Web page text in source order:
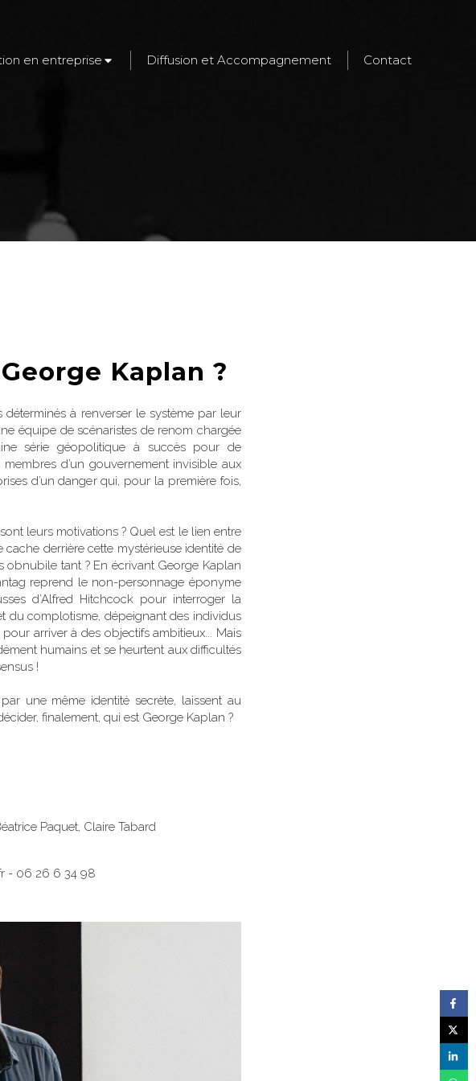
en entreprise Diffusion et Accompagnement Contact
Kaplan ?
déterminés à renverser le système par leur
équipe de scénaristes de renom chargée
série géopolitique à succès pour de
membres d’un gouvernement invisible aux
d’un danger qui, pour la première fois,
leurs motivations ? Quel est le lien entre
cache derrière cette mystérieuse identité de
obnubile tant ? En écrivant George Kaplan
reprend le non-personnage éponyme
d’Alfred Hitchcock pour interroger la
du complotisme, dépeignant des individus
pour arriver à des objectifs ambitieux... Mais
humains et se heurtent aux difficultés
!
une même identité secrète, laissent au
finalement, qui est George Kaplan ?
Paquet, Claire Tabard
- 06 26 6 34 98